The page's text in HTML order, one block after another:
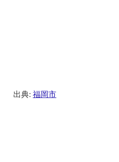
出典: 福岡市